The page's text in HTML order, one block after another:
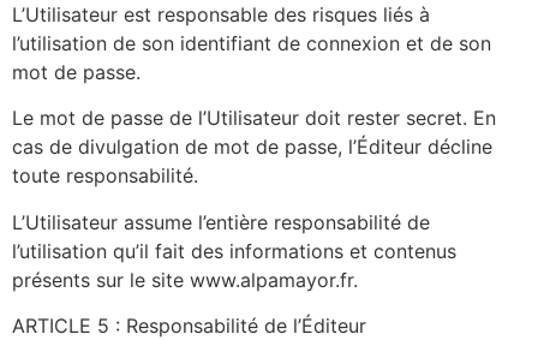
L’Utilisateur est responsable des risques liés à
l’utilisation de son identifiant de connexion et de son
mot de passe.
Le mot de passe de l’Utilisateur doit rester secret. En
cas de divulgation de mot de passe, l’Éditeur décline
toute responsabilité.
L’Utilisateur assume l’entière responsabilité de
l’utilisation qu’il fait des informations et contenus
présents sur le site www.alpamayor.fr.
ARTICLE 5 : Responsabilité de l’Éditeur